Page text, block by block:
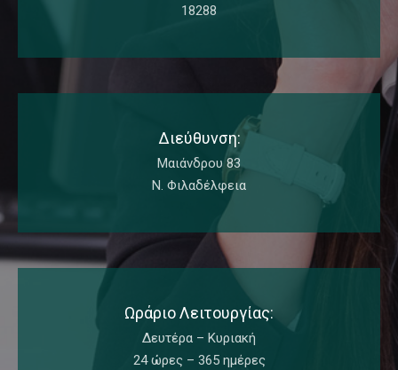
18288
Διεύθυνση:
Μαιάνδρου 83
Ν. Φιλαδέλφεια
Ωράριο Λειτουργίας:
Δευτέρα – Κυριακή
24 ώρες – 365 ημέρες